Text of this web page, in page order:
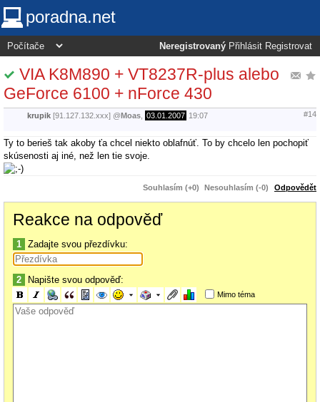
poradna.net
Neregistrovaný Přihlásit Registrovat
VIA K8M890 + VT8237R-plus alebo
GeForce 6100 + nForce 430
krupik [91.127.132.xxx] @Moas 03.01.2007 19:07 #14
Ty to berieš tak akoby ťa chcel niekto oblafnúť. To by chcelo len pochopiť
skúsenosti aj iné, než len tie svoje.
Souhlasím (+0) Nesouhlasím (-0) Odpovědět
Reakce na odpověď
1 Zadajte svou přezdívku:
2 Napište svou odpověď:
Mimo téma